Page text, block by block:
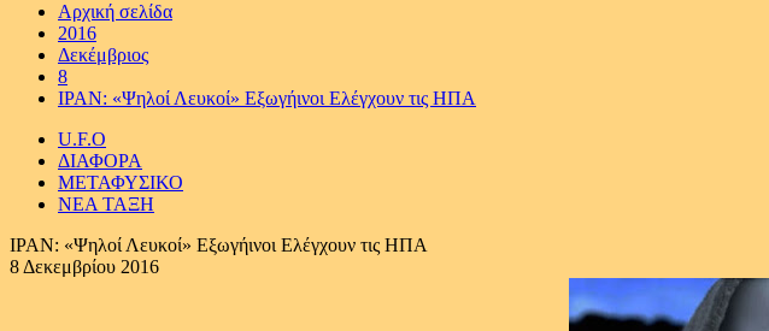
Αρχική σελίδα
2016
Δεκέμβριος
8
IΡΑΝ: «Ψηλοί Λευκοί» Εξωγήινοι Ελέγχουν τις ΗΠΑ
U.F.O
ΔΙΑΦΟΡΑ
ΜΕΤΑΦΥΣΙΚΟ
ΝΕΑ ΤΑΞΗ
IΡΑΝ: «Ψηλοί Λευκοί» Εξωγήινοι Ελέγχουν τις ΗΠΑ
8 Δεκεμβρίου 2016